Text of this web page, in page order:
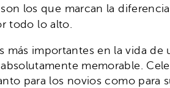
los que marcan la
todo lo alto.
importantes en la vida
memorable.
para los novios como